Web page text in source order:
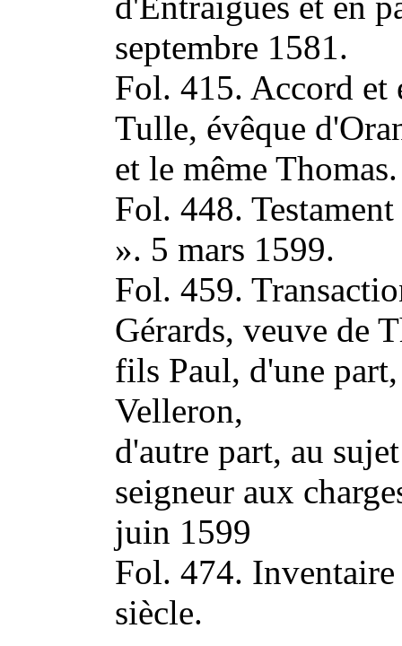
septembre 1581.
Fol. 415. Accord et
Tulle, évêque
et le même
Fol. 448.
». 5 mars 1599.
Fol. 459.
Gérards, veuve de
fils Paul, d'une
Velleron,
d'autre part, au
seigneur aux
juin 1599
Fol. 474.
siècle.